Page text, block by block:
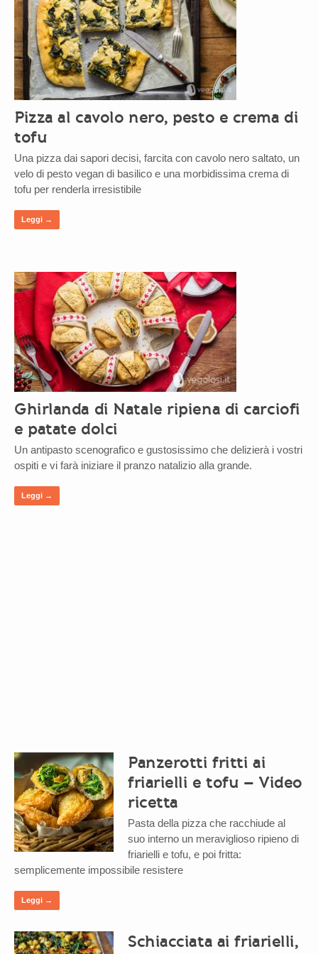
Pizza al cavolo nero, pesto e crema di
tofu
Una pizza dai sapori decisi, farcita con cavolo nero saltato, un
velo di pesto vegan di basilico e una morbidissima crema di
tofu per renderla irresistibile
Leggi →
Ghirlanda di Natale ripiena di carciofi
e patate dolci
Un antipasto scenografico e gustosissimo che delizierà i vostri
ospiti e vi farà iniziare il pranzo natalizio alla grande.
Leggi →
Panzerotti fritti ai
friarielli e tofu – Video
ricetta
Pasta della pizza che racchiude al
suo interno un meraviglioso ripieno di
friarielli e tofu, e poi fritta:
semplicemente impossibile resistere
Leggi →
Schiacciata ai friarielli,